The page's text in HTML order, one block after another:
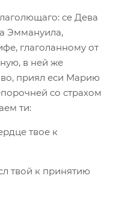
се Дева
Эммануила,
глаголанному от
в ней же
приял еси Марию
со страхом
ти:
твое к
твой к принятию